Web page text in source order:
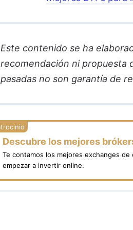
Este contenido se ha
recomendación ni propuesta
pasadas no son garantía de
Descubre los mejores
Te contamos los mejores exchanges
empezar a invertir online.